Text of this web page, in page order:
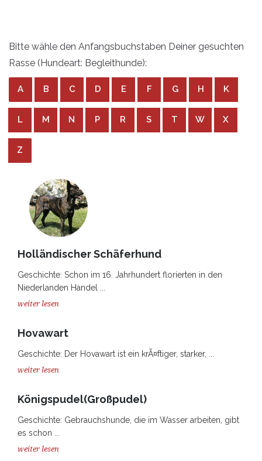
Bitte wähle den Anfangsbuchstaben Deiner gesuchten
Rasse (Hundeart: Begleithunde):
A B C D E F G H K
L M N P R S T W X
Z
Holländischer Schäferhund
Geschichte: Schon im 16. Jahrhundert florierten in den
Niederlanden Handel ...
weiter lesen
Hovawart
Geschichte: Der Hovawart ist ein krÃ¤ftiger, starker, ...
weiter lesen
Königspudel(Großpudel)
Geschichte: Gebrauchshunde, die im Wasser arbeiten, gibt
es schon ...
weiter lesen